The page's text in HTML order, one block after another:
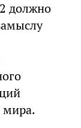
должно
мира.